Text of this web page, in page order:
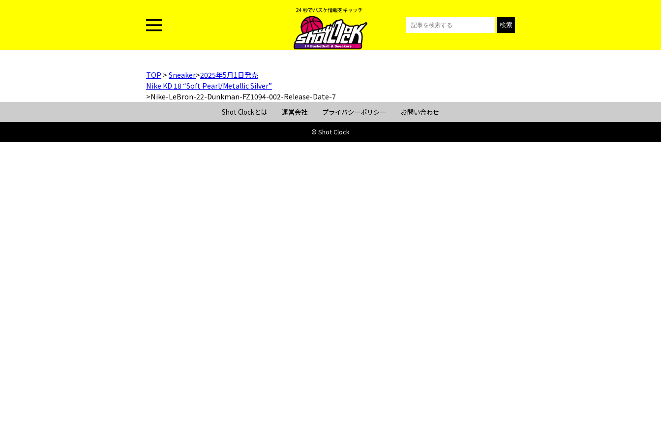
TOP > Sneaker>2025年5月1日発売
Nike KD 18 “Soft Pearl/Metallic Silver”
>Nike-LeBron-22-Dunkman-FZ1094-002-Release-Date-7
Shot Clockとは 運営会社 プライバシーポリシー お問い合わせ
© Shot Clock